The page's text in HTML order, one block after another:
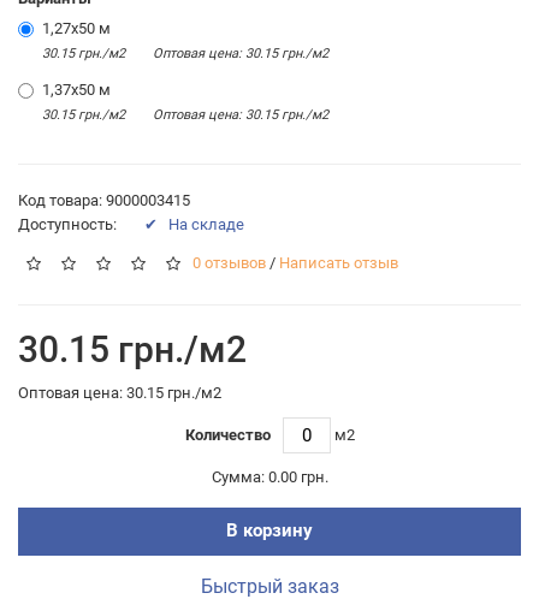
1,27x50 м
30.15 грн./м2 Оптовая цена: 30.15 грн./м2
1,37x50 м
30.15 грн./м2 Оптовая цена: 30.15 грн./м2
Код товара: 9000003415
Доступность:
✔ На складе
0 отзывов / Написать отзыв
30.15 грн./м2
Оптовая цена: 30.15 грн./м2
Количество м2
Сумма: 0.00 грн.
В корзину
Быстрый заказ